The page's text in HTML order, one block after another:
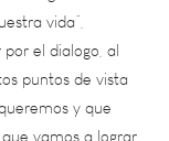
de vista
y que
vamos a lograr